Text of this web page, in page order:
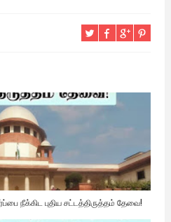
நீக்கிட புதிய சட்டத்திருத்தம் தேவை!